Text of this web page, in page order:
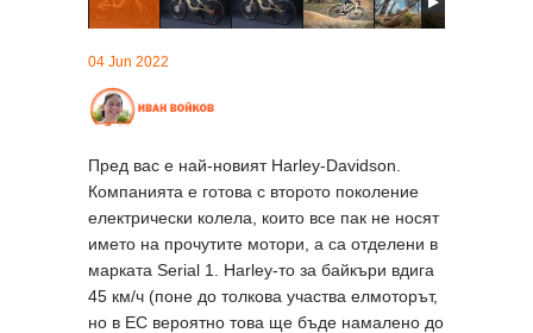
04 Jun 2022
Пред вас е най-новият Harley-Davidson.
Компанията е готова с второто поколение
електрически колела, които все пак не носят
името на прочутите мотори, а са отделени в
марката Serial 1. Harley-то за байкъри вдига
45 км/ч (поне до толкова участва елмоторът,
но в ЕС вероятно това ще бъде намалено до